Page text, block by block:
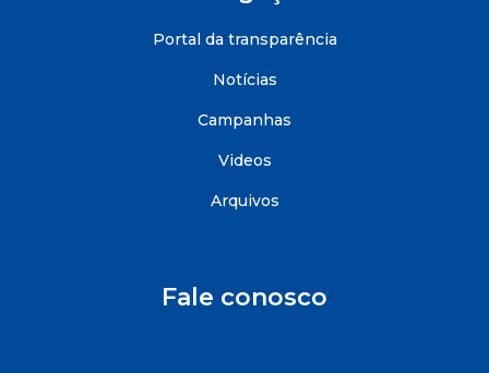
Portal da transparência
Notícias
Campanhas
Videos
Arquivos
Fale conosco